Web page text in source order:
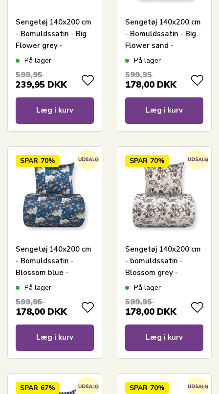
Sengetøj 140x200 cm
- Bomuldssatin - Big
Flower grey -
Vendbart blomster
På lager
599,95
239,95 DKK
Læg i kurv
Sengetøj 140x200 cm
- Bomuldssatin - Big
Flower sand -
Vendbart blomster
På lager
599,95
178,00 DKK
Læg i kurv
SPAR 70%
Sengetøj 140x200 cm
- Bomuldssatin -
Blossom blue -
Blomster print
På lager
599,95
178,00 DKK
Læg i kurv
SPAR 70%
Sengetøj 140x200 cm
- bomuldssatin -
Blossom grey -
Blomster print
På lager
599,95
178,00 DKK
Læg i kurv
SPAR 67% SPAR 70%